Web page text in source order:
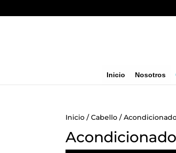
Inicio Nosotros
Inicio /Cabello /